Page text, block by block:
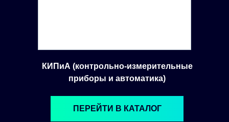
КИПиА (контрольно-измерительные
приборы и автоматика)
ПЕРЕЙТИ В КАТАЛОГ